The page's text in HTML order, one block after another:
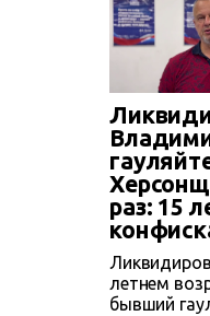
раз: 15
летнем
бывший